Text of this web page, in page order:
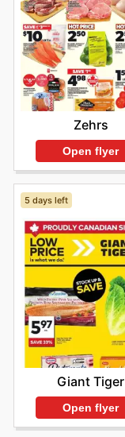
Zehrs
Open flyer
5 days left
Giant Tiger
Open flyer